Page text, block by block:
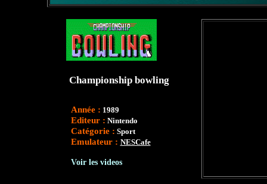
Championship bowling
Année : 1989
Editeur : Nintendo
Catégorie : Sport
Emulateur : NESCafe
Voir les videos